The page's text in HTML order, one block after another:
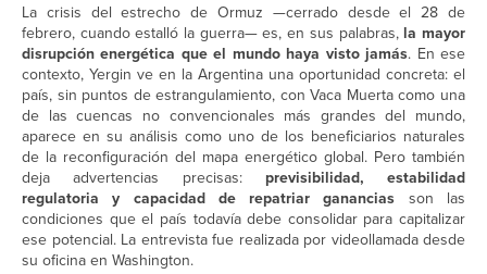
La crisis del estrecho de Ormuz —cerrado desde el 28 de
febrero, cuando estalló la guerra— es, en sus palabras, la mayor
disrupción energética que el mundo haya visto jamás. En ese
contexto, Yergin ve en la Argentina una oportunidad concreta: el
país, sin puntos de estrangulamiento, con Vaca Muerta como una
de las cuencas no convencionales más grandes del mundo,
aparece en su análisis como uno de los beneficiarios naturales
de la reconfiguración del mapa energético global. Pero también
deja advertencias precisas:previsibilidad, estabilidad
regulatoria y capacidad de repatriar ganancias son las
condiciones que el país todavía debe consolidar para capitalizar
ese potencial. La entrevista fue realizada por videollamada desde
su oficina en Washington.